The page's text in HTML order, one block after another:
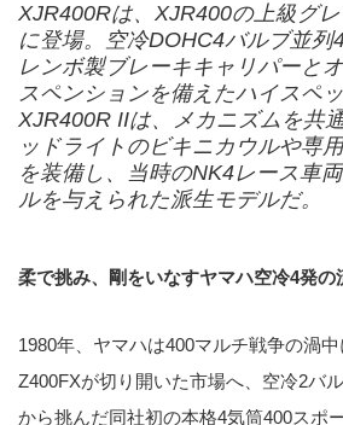
XJR400Rは、XJR400の上級グ
に登場。空冷DOHC4バルブ並列
レンボ製ブレーキキャリパーと
スペンションを備えたハイスペ
XJR400R IIは、メカニズムを共
ッドライトのビキニカウルや専
を装備し、当時のNK4レース車
ルを与えられた派生モデルだ。
柔で挑み、剛をいなすヤマハ空冷4発の
1980年、ヤマハは400マルチ戦争の渦中
Z400FXが切り開いた市場へ、空冷2バ
から挑んだ同社初の本格4気筒400スポ